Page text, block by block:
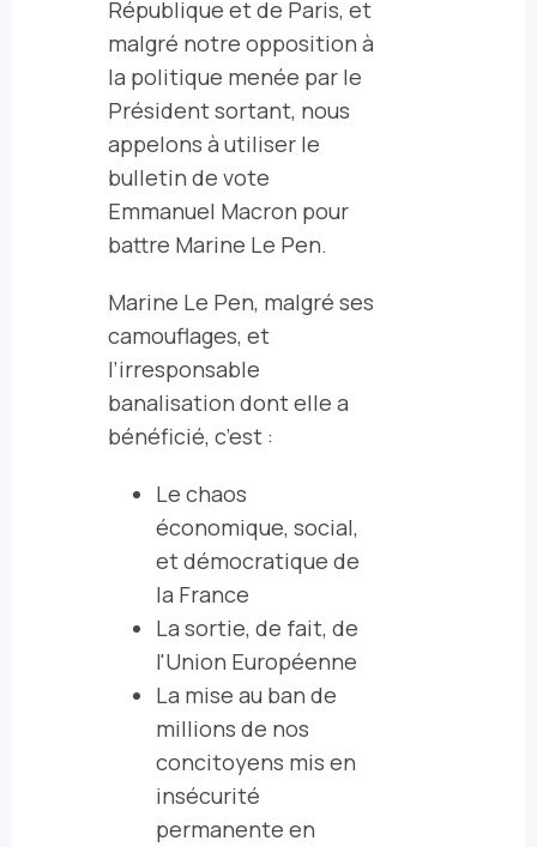
République et de Paris, et
malgré notre opposition à
la politique menée par le
Président sortant, nous
appelons à utiliser le
bulletin de vote
Emmanuel Macron pour
battre Marine Le Pen.
Marine Le Pen, malgré ses
camouflages, et
l’irresponsable
banalisation dont elle a
bénéficié, c’est :
Le chaos
économique, social,
et démocratique de
la France
La sortie, de fait, de
l'Union Européenne
La mise au ban de
millions de nos
concitoyens mis en
insécurité
permanente en